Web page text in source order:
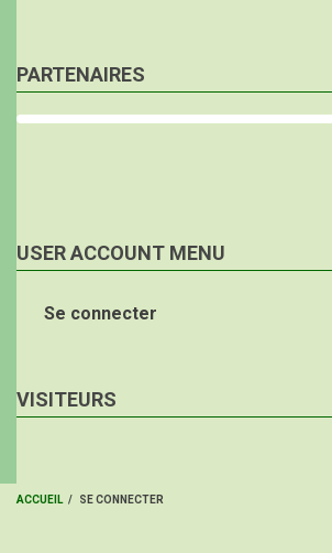
PARTENAIRES
USER ACCOUNT MENU
Se connecter
VISITEURS
ACCUEIL / SE CONNECTER